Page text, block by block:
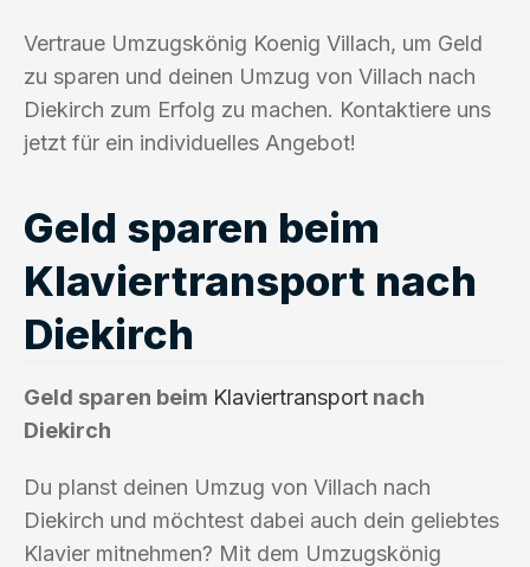
Vertraue Umzugskönig Koenig Villach, um Geld
zu sparen und deinen Umzug von Villach nach
Diekirch zum Erfolg zu machen. Kontaktiere uns
jetzt für ein individuelles Angebot!
Geld sparen beim
Klaviertransport nach
Diekirch
Geld sparen beim Klaviertransport nach
Diekirch
Du planst deinen Umzug von Villach nach
Diekirch und möchtest dabei auch dein geliebtes
Klavier mitnehmen? Mit dem Umzugskönig